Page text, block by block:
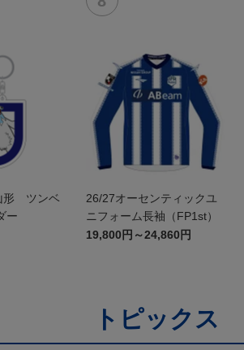
形 ツンベ
ー
26/27オーセンティックユ
ニフォーム長袖（FP1st）
19,800円～24,860円
トピックス